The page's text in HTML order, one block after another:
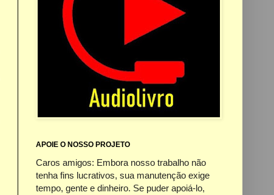
APOIE O NOSSO PROJETO
Caros amigos: Embora nosso trabalho não
tenha fins lucrativos, sua manutenção exige
tempo, gente e dinheiro. Se puder apoiá-lo,